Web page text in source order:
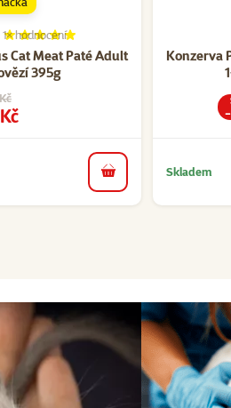
Cat Meat Paté Adult
395g
Hodnocení 100%, počet hodnocení: 1
1×hodnocení
cena
do košíku
Konzerva
Skladem